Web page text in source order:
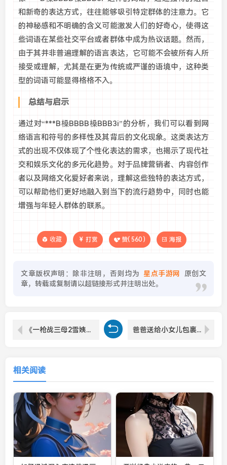
和新奇的表达方式，往往能够吸引特定群体的注意力。它
的神秘感和不明确的含义可能激发人们的好奇心，使得这
些词语在某些社交平台或者群体中成为热议话题。然而，
由于其并非普遍理解的语言表达，它可能不会被所有人所
接受或理解，尤其是在更为传统或严谨的语境中，这种类
型的词语可能显得格格不入。
总结与启示
通过对“***B槡BBBB槡BBB3i”的分析，我们可以看到网
络语言和符号的多样性及其背后的文化现象。这类表达方
式的出现不仅体现了个性化表达的需求，也揭示了现代社
交和娱乐文化的多元化趋势。对于品牌营销者、内容创作
者以及网络文化爱好者来说，理解这些独特的表达方式，
可以帮助他们更好地融入到当下的流行趋势中，同时也能
增强与年轻人群体的联系。
收藏 打赏 赞( 560 ) 海报
文章版权声明：除非注明，否则均为 星点手游网
原创文
章，转载或复制请以超链接形式并注明出处。
《一枪战三母2雪姨角色解析：她在电影中的重要性与影响力 爸爸送给小女儿包裹的温暖祝福语：爱与关怀的传递
相关阅读